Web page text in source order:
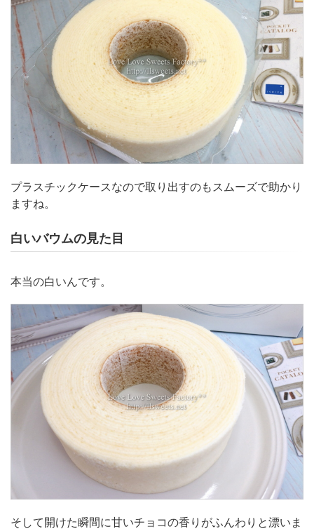
プラスチックケースなので取り出すのもスムーズで助かり
ますね。
白いバウムの見た目
本当の白いんです。
そして開けた瞬間に甘いチョコの香りがふんわりと漂いま